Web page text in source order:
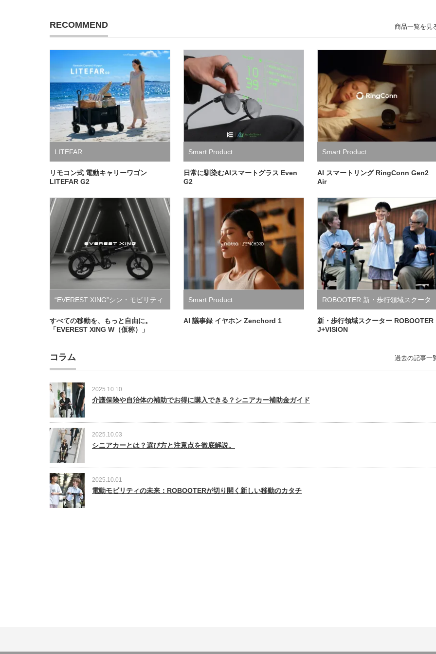
RECOMMEND
LITEFAR
リモコン式 電動キャリーワゴン
LITEFAR G2
Smart Product
日常に馴染むAIスマートグラス Even
G2
Smart Product
AI スマートリング RingConn Gen2
Air
“EVEREST XING”シン・モビリティ
ブランド
すべての移動を、もっと自由に。
「EVEREST XING W（仮称）」
Smart Product
AI 議事録 イヤホン Zenchord 1
ROBOOTER 新・歩行領域スクータ
ー
新・歩行領域スクーター ROBOOTER
J+VISION
商品一覧を見
コラム
2025.10.10
介護保険や自治体の補助でお得に購入できる？シニアカー補助金ガイド
2025.10.03
シニアカーとは？選び方と注意点を徹底解説。
2025.10.01
電動モビリティの未来：ROBOOTERが切り開く新しい移動のカタチ
過去の記事一